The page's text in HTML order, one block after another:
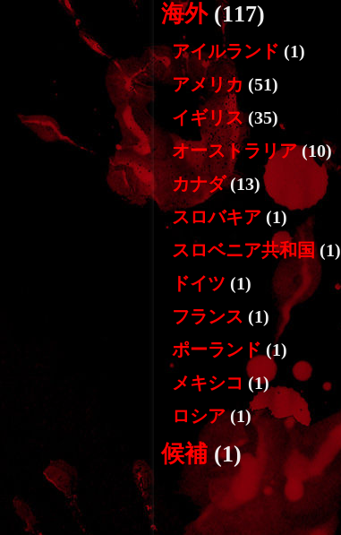
海外(117)
アイルランド (1)
アメリカ (51)
イギリス(35)
オーストラリア(10)
カナダ(13)
スロバキア (1)
スロベニア共和国(1)
ドイツ (1)
フランス (1)
ポーランド (1)
メキシコ (1)
ロシア(1)
候補(1)